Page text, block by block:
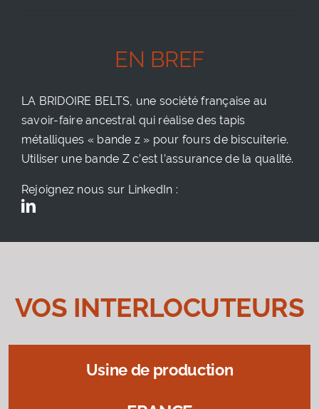
EN BREF
LA BRIDOIRE BELTS, une société française au
savoir-faire ancestral qui réalise des tapis
métalliques « bande z » pour fours de biscuiterie.
Utiliser une bande Z c’est l’assurance de la qualité.
Rejoignez nous sur LinkedIn :
VOS INTERLOCUTEURS
Usine de production